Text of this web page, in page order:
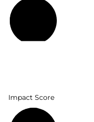
Impact Score